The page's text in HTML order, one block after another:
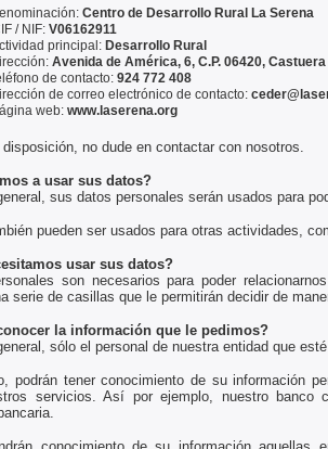
Centro de Desarrollo Rural La Serena
/ NIF: V06162911
principal: Desarrollo Rural
Avenida de América, 6, C.P. 06420,
de contacto: 924 772 408
de correo electrónico de contacto:
web: www.laserena.org
no dude en contactar con nosotros.
a usar sus datos?
sus datos personales serán usados para
pueden ser usados para otras actividades,
usar sus datos?
son necesarios para poder
serie de casillas que le permitirán decidir de
la información que le pedimos?
sólo el personal de nuestra entidad que
podrán tener conocimiento de su información
servicios. Así por ejemplo, nuestro